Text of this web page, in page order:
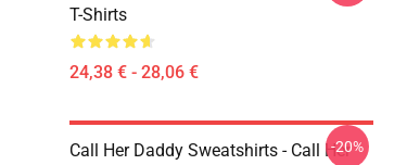
T-Shirts
24,38 € - 28,06 €
Call Her Daddy Sweatshirts - Call Her
-20%